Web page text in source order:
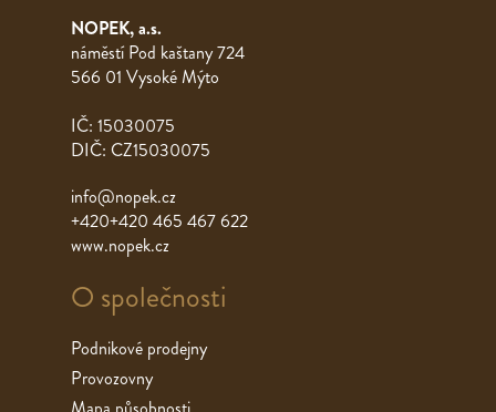
NOPEK, a.s.
náměstí Pod kaštany 724
566 01 Vysoké Mýto
IČ: 15030075
DIČ: CZ15030075
info@nopek.cz
+420+420 465 467 622
www.nopek.cz
O společnosti
Podnikové prodejny
Provozovny